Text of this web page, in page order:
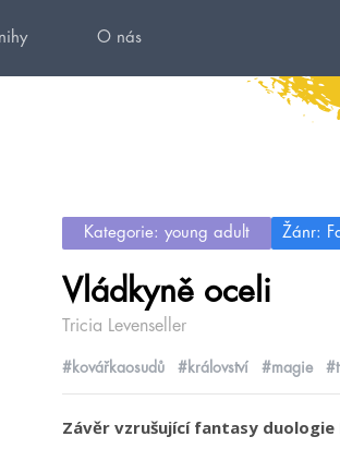
O nás
Kategorie: young adult Žánr:
Vládkyně oceli
Tricia Levenseller
#kovářkaosudů #království #magie
Závěr vzrušující fantasy duologie